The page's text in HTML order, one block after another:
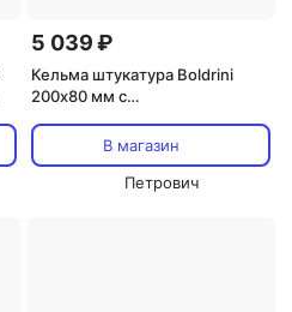
5 039 ₽
Кельма штукатура Boldrini
200х80 мм с
В магазин
Петрович